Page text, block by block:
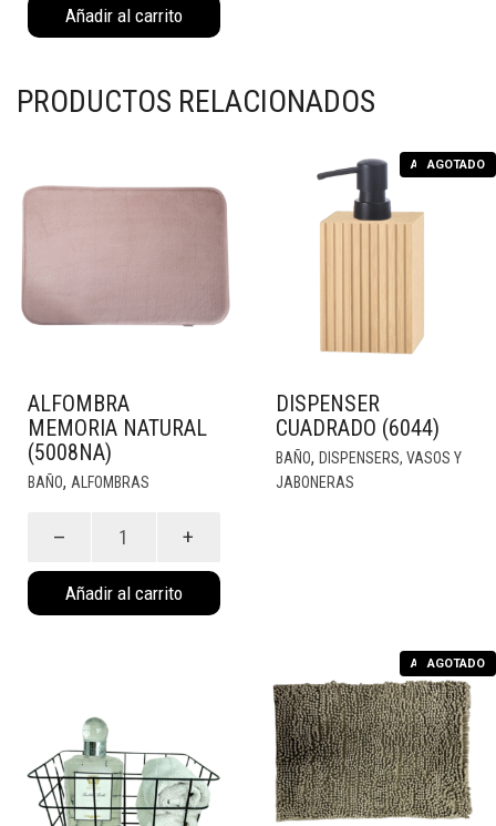
(6007MNE)
cantidad
Añadir al carrito
PRODUCTOS RELACIONADOS
ALFOMBRA
MEMORIA NATURAL
(5008NA)
BAÑO, ALFOMBRAS
Natural
(5008NA)
cantidad
Añadir al carrito
AGOTADO
AGOTADO
DISPENSER
CUADRADO (6044)
BAÑO, DISPENSERS, VASOS Y
JABONERAS
AGOTADO
AGOTADO